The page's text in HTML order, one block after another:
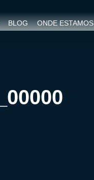
BLOG ONDE ESTAMOS